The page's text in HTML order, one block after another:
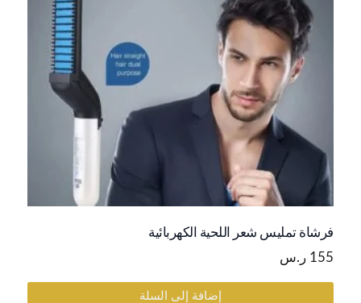
فرشاة تمليس شعر اللحية الكهربائية
155 ر.س
إضافة إلى السلة